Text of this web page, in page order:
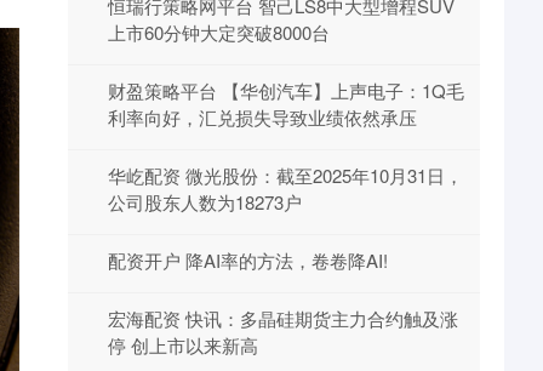
恒瑞行策略网平台 智己LS8中大型增程SUV
上市60分钟大定突破8000台
财盈策略平台 【华创汽车】上声电子：1Q毛
利率向好，汇兑损失导致业绩依然承压
华屹配资 微光股份：截至2025年10月31日，
公司股东人数为18273户
配资开户 降AI率的方法，卷卷降AI!
宏海配资 快讯：多晶硅期货主力合约触及涨
停 创上市以来新高